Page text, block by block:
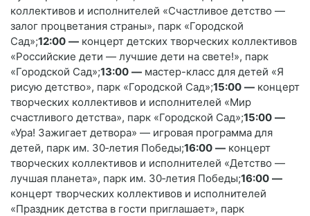
коллективов и исполнителей «Счастливое детство —
залог процветания страны», парк «Городской
Сад»;12:00 — концерт детских творческих коллективов
«Российские дети — лучшие дети на свете!», парк
«Городской Сад»;13:00 — мастер-класс для детей «Я
рисую детство», парк «Городской Сад»;15:00 — концерт
творческих коллективов и исполнителей «Мир
счастливого детства», парк «Городской Сад»;15:00 —
«Ура! Зажигает детвора» — игровая программа для
детей, парк им. 30‑летия Победы;16:00 — концерт
творческих коллективов и исполнителей «Детство —
лучшая планета», парк им. 30‑летия Победы;16:00 —
концерт творческих коллективов и исполнителей
«Праздник детства в гости приглашает», парк